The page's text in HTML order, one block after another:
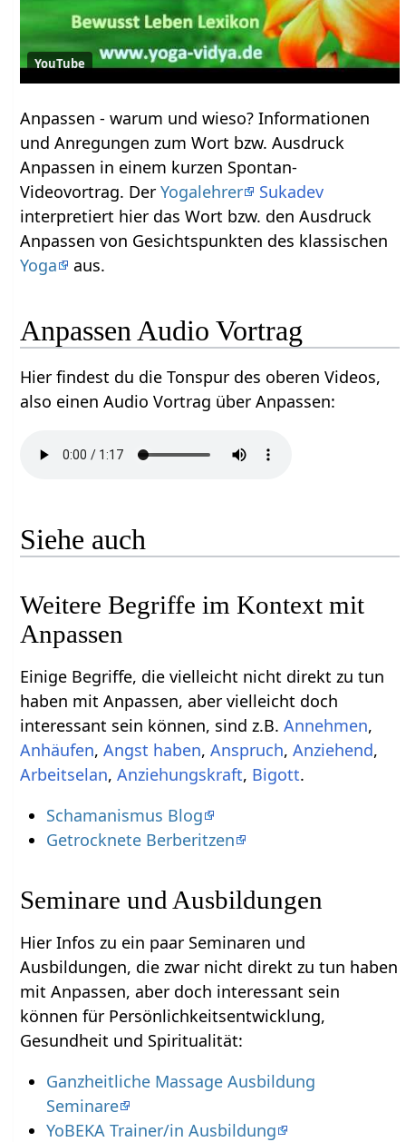
YouTube
Anpassen‏‎ - warum und wieso? Informationen
und Anregungen zum Wort bzw. Ausdruck
Anpassen‏‎ in einem kurzen Spontan-
Videovortrag. DerYogalehrer
Sukadev
interpretiert hier das Wort bzw. den Ausdruck
Anpassen‏‎ von Gesichtspunkten des klassischen
Yoga
aus.
Anpassen‏‎ Audio Vortrag
Hier findest du die Tonspur des oberen Videos,
also einen Audio Vortrag über Anpassen‏‎:
Siehe auch
Weitere Begriffe im Kontext mit
Einige Begriffe, die vielleicht nicht direkt zu tun
haben mit Anpassen‏‎, aber vielleicht doch
interessant sein können, sind z.B.
,
, , ,
,
, , Bigott.
Schamanismus Blog
Getrocknete Berberitzen
Seminare und Ausbildungen
Hier Infos zu ein paar Seminaren und
Ausbildungen, die zwar nicht direkt zu tun haben
mit Anpassen‏‎, aber doch interessant sein
können für Persönlichkeitsentwicklung,
Gesundheit und Spiritualität:
Ganzheitliche Massage Ausbildung
Seminare
YoBEKA Trainer/in Ausbildung